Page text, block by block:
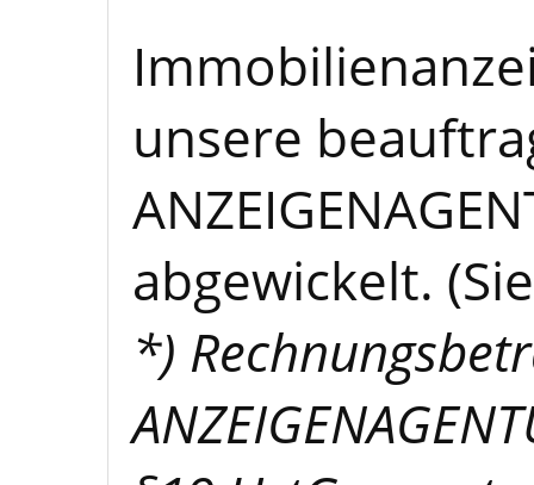
unsere
abgewickelt.
*)